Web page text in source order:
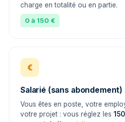
charge en totalité ou en partie.
0 à 150 €
€
Salarié (sans abondement)
Vous êtes en poste, votre
votre projet : vous réglez les